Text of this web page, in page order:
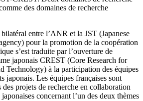
des domaines de recherche
entre l’ANR et la JST (Japanese
pour la promotion de la coopération
s’est traduite par l’ouverture de
japonais CREST (Core Research for
Technology) à la participation des équipes
japonais. Les équipes françaises sont
projets de recherche en collaboration
concernant l’un des deux thèmes